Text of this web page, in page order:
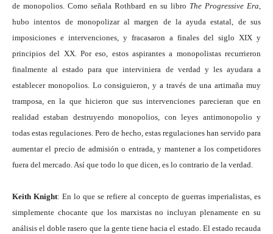
de monopolios. Como señala Rothbard en su libro The Progressive Era
hubo intentos de monopolizar al margen de la ayuda estatal, de sus
imposiciones e intervenciones, y fracasaron a finales del siglo XIX y
principios del XX. Por eso, estos aspirantes a monopolistas recurrieron
finalmente al estado para que interviniera de verdad y les ayudara a
establecer monopolios. Lo consiguieron, y a través de una artimaña muy
tramposa, en la que hicieron que sus intervenciones parecieran que en
realidad estaban destruyendo monopolios, con leyes antimonopolio y
todas estas regulaciones. Pero de hecho, estas regulaciones han servido para
aumentar el precio de admisión o entrada, y mantener a los competidores
fuera del mercado. Así que todo lo que dicen, es lo contrario de la verdad.
Keith Knight: En lo que se refiere al concepto de guerras imperialistas, es
simplemente chocante que los marxistas no incluyan plenamente en su
análisis el doble rasero que la gente tiene hacia el estado. El estado recauda